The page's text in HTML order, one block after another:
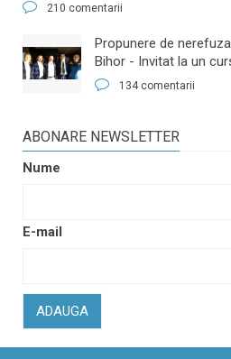
210 comentarii
​Propunere de
Bihor - Invitat la un
134 comentarii
ABONARE NEWSLETTER
Nume
E-mail
ADAUGA